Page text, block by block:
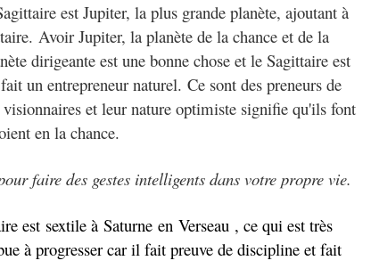
est Jupiter, la plus grande planète, ajoutant à
Avoir Jupiter, la planète de la chance et de la
dirigeante est une bonne chose et le Sagittaire est
un entrepreneur naturel. Ce sont des preneurs de
visionnaires et leur nature optimiste signifie qu'ils font
en la chance.
faire des gestes intelligents dans votre propre vie.
est sextile à Saturne en Verseau , ce qui est très
à progresser car il fait preuve de discipline et fait